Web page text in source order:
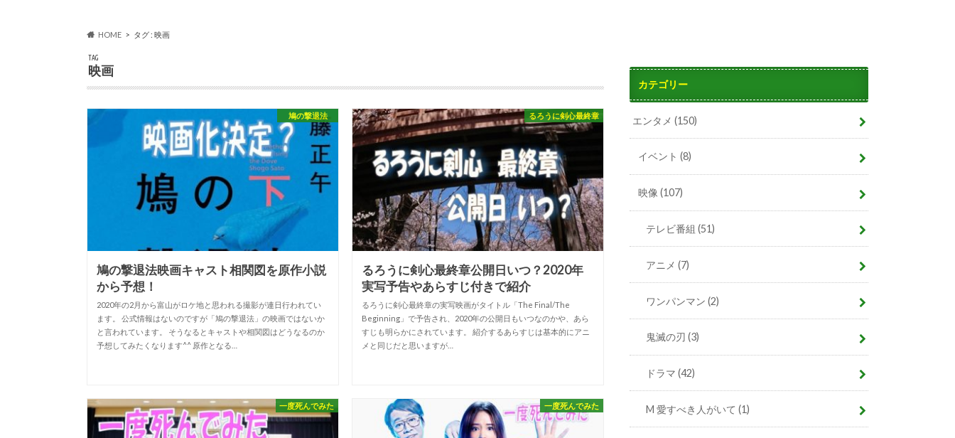
HOME タグ : 映画
TAG
映画
鳩の撃退法
鳩の撃退法映画キャスト相関図を原作小説
から予想！
2020年の2月から富山がロケ地と思われる撮影が連日行われてい
ます。 公式情報はないのですが「鳩の撃退法」の映画ではないか
と言われています。 そうなるとキャストや相関図はどうなるのか
予想してみたくなります^^ 原作となる…
るろうに剣心最終章
るろうに剣心最終章公開日いつ？2020年
実写予告やあらすじ付きで紹介
るろうに剣心最終章の実写映画がタイトル「The Final/The
Beginning」で予告され、2020年の公開日もいつなのかや、あら
すじも明らかにされています。 紹介するあらすじは基本的にアニ
メと同じだと思いますが…
一度死んでみた 一度死んでみた
カテゴリー
エンタメ(150)
イベント (8)
映像 (107)
テレビ番組(51)
アニメ(7)
ワンパンマン(2)
鬼滅の刃(3)
ドラマ(42)
M 愛すべき人がいて(1)